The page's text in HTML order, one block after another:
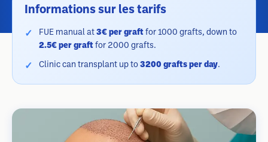
Informations sur les tarifs
FUE manual at 3€ per graft for 1000 grafts, down to
2.5€ per graft for 2000 grafts.
Clinic can transplant up to 3200 grafts per day.